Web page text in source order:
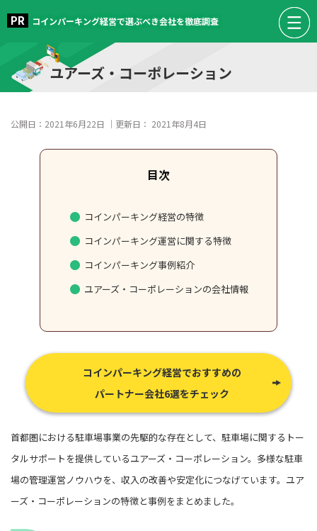
コインパーキング経営で選ぶべき会社を徹底調査
ユアーズ・コーポレーション
公開日： 2021年6月22日 ｜更新日： 2021年8月4日
コインパーキング経営の特徴
コインパーキング運営に関する特徴
コインパーキング事例紹介
ユアーズ・コーポレーションの会社情報
コインパーキング経営でおすすめの
パートナー会社6選をチェック
首都圏における駐車場事業の先駆的な存在として、駐車場に関するトー
タルサポートを提供しているユアーズ・コーポレーション。多様な駐車
場の管理運営ノウハウを、収入の改善や安定化につなげています。ユア
ーズ・コーポレーションの特徴と事例をまとめました。